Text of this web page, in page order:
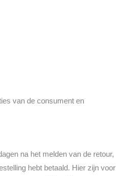
van de consument en
na het melden van de retour,
hebt betaald. Hier zijn voor